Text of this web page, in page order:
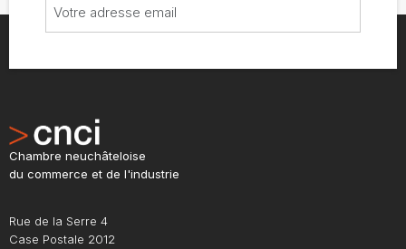
Chambre neuchâteloise
du commerce et de l'industrie
Rue de la Serre 4
Case Postale 2012